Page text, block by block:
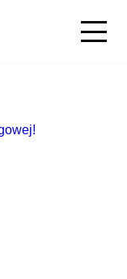
z listopad